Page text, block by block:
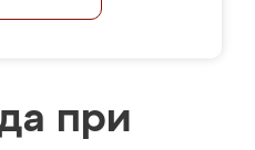
при